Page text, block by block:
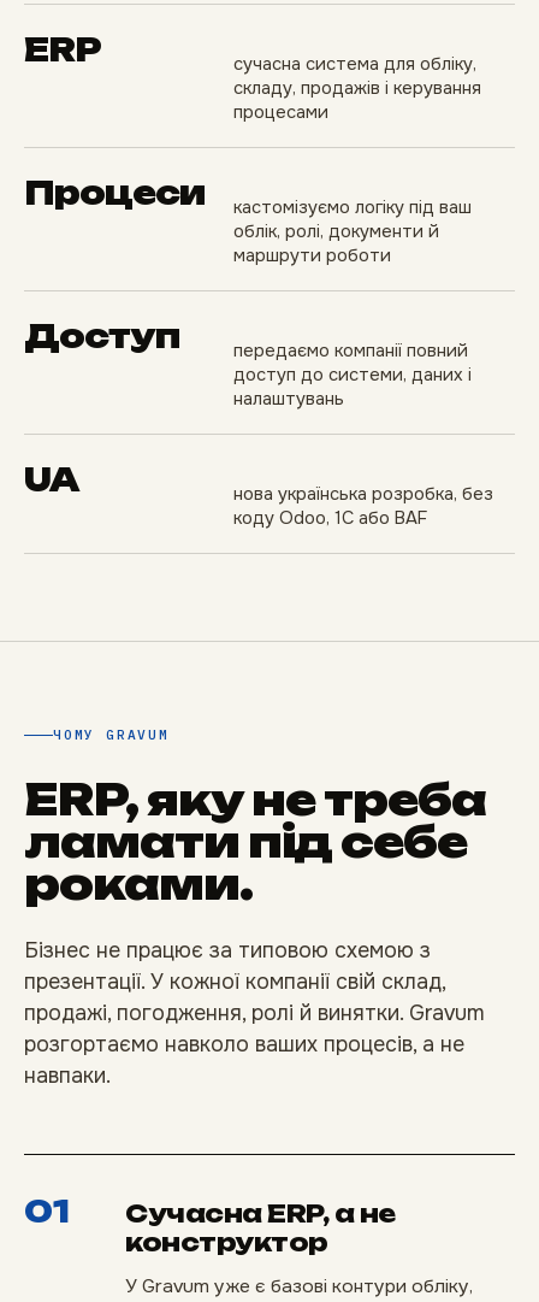
ERP
сучасна система для обліку,
складу, продажів і керування
процесами
Процеси
кастомізуємо логіку під ваш
облік, ролі, документи й
маршрути роботи
Доступ
передаємо компанії повний
доступ до системи, даних і
налаштувань
UA
нова українська розробка, без
коду Odoo, 1С або BAF
ЧОМУ GRAVUM
ERP, яку не треба
ламати під себе
роками.
Бізнес не працює за типовою схемою з
презентації. У кожної компанії свій склад,
продажі, погодження, ролі й винятки. Gravum
розгортаємо навколо ваших процесів, а не
навпаки.
01
Сучасна ERP, а не
конструктор
У Gravum уже є базові контури обліку,